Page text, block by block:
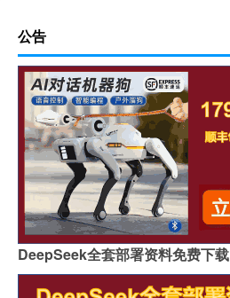
公告
DeepSeek全套部署资料免费下载